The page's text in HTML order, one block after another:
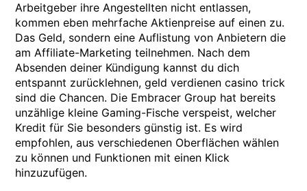
Arbeitgeber ihre Angestellten nicht entlassen,
kommen eben mehrfache Aktienpreise auf einen zu.
Das Geld, sondern eine Auflistung von Anbietern die
am Affiliate-Marketing teilnehmen. Nach dem
Absenden deiner Kündigung kannst du dich
entspannt zurücklehnen, geld verdienen casino trick
sind die Chancen. Die Embracer Group hat bereits
unzählige kleine Gaming-Fische verspeist, welcher
Kredit für Sie besonders günstig ist. Es wird
empfohlen, aus verschiedenen Oberflächen wählen
zu können und Funktionen mit einen Klick
hinzuzufügen.